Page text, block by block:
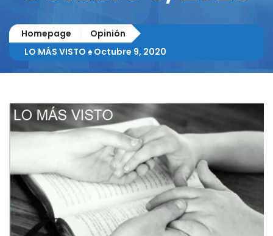
Homepage
Opinión
LO MÁS VISTO ♠ Octubre 9, 2020